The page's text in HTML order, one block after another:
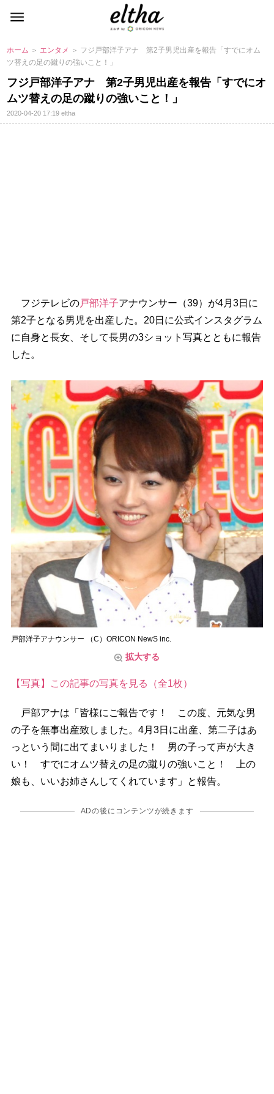
ホーム ＞ エンタメ ＞ フジ戸部洋子アナ 第2子男児出産を報告「すでにオム
ツ替えの足の蹴りの強いこと！」
フジ戸部洋子アナ 第2子男児出産を報告「すでにオ
ムツ替えの足の蹴りの強いこと！」
2020-04-20 17:19eltha
フジテレビの戸部洋子アナウンサー（39）が4月3日に
第2子となる男児を出産した。20日に公式インスタグラム
に自身と長女、そして長男の3ショット写真とともに報告
した。
戸部洋子アナウンサー （C）ORICON NewS inc.
拡大する
【写真】この記事の写真を見る（全1枚）
戸部アナは「皆様にご報告です！ この度、元気な男
の子を無事出産致しました。4月3日に出産、第二子はあ
っという間に出てまいりました！ 男の子って声が大き
い！ すでにオムツ替えの足の蹴りの強いこと！ 上の
娘も、いいお姉さんしてくれています」と報告。
ADの後にコンテンツが続きます